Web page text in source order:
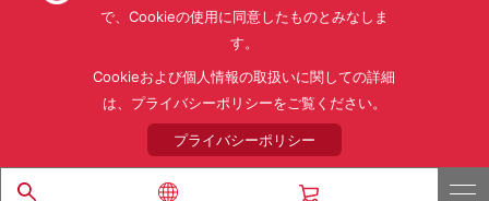
利用目的
プライバシーポリシー
サイトマップ
ローム製品の販売に関する標準契約条件書(PDF)
© 1997 - 2026 ROHM CO., LTD. ALL RIGHTS RESERVED.
で、Cookieの使用に同意したものとみなしま
す。
Cookieおよび個人情報の取扱いに関しての詳細
は、プライバシーポリシーをご覧ください。
プライバシーポリシー